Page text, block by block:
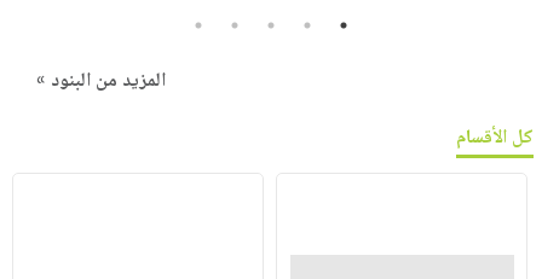
1
2
3
4
5
المزيد من البنود »
كل الأقسام